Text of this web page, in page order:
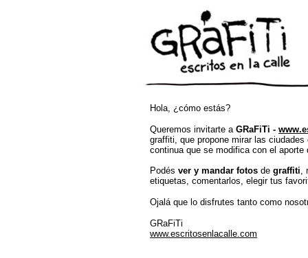
Hola, ¿cómo estás?
Queremos invitarte a GRaFiTi -
graffiti, que propone mirar las
continua que se modifica con el aporte
Podés ver y mandar fotos de graffiti,
etiquetas, comentarlos, elegir tus
Ojalá que lo disfrutes tanto como
GRaFiTi
www.escritosenlacalle.com